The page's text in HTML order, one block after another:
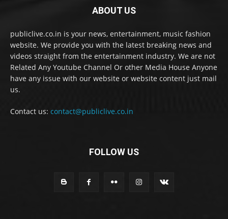
ABOUT US
publiclive.co.in is your news, entertainment, music fashion
website. We provide you with the latest breaking news and
videos straight from the entertainment industry. We are not
Related Any Youtube Channel Or other Media House Anyone
have any issue with our website or website content just mail
us.
Contact us: contact@publiclive.co.in
FOLLOW US